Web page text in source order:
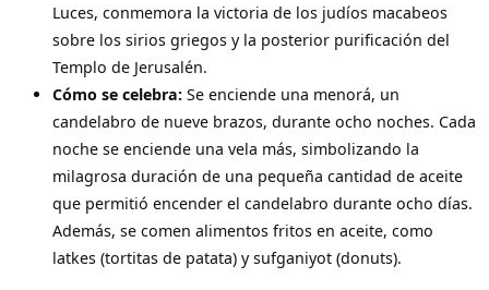
Luces, conmemora la victoria de los judíos macabeos
sobre los sirios griegos y la posterior purificación del
Templo de Jerusalén.
Cómo se celebra: Se enciende una menorá, un
candelabro de nueve brazos, durante ocho noches. Cada
noche se enciende una vela más, simbolizando la
milagrosa duración de una pequeña cantidad de aceite
que permitió encender el candelabro durante ocho días.
Además, se comen alimentos fritos en aceite, como
latkes (tortitas de patata) y sufganiyot (donuts).